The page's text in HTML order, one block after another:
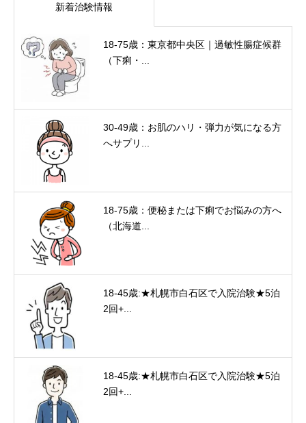
新着治験情報
18-75歳：東京都中央区｜過敏性腸症候群
（下痢・...
30-49歳：お肌のハリ・弾力が気になる方
へサプリ...
18-75歳：便秘または下痢でお悩みの方へ
（北海道...
18-45歳:★札幌市白石区で入院治験★5泊
2回+...
18-45歳:★札幌市白石区で入院治験★5泊
2回+...